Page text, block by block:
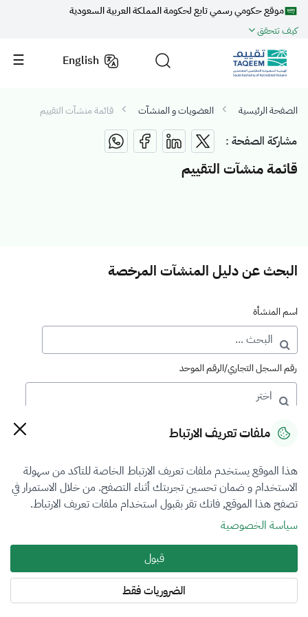
موقع حكومي رسمي تابع لحكومة المملكة العربية السعودية
كيف تتحقق
English
الصفحة الرئيسية العضويات و المنشآت قائمة منشآت التقييم
مشاركة الصفحة :
قائمة منشآت التقييم
البحث عن دليل المنشآت المرخصة
اسم المنشأة
رقم السجل التجاري/الرقم الموحد
رقم الترخيص
التصنيف
VFR1
فرع التقييم
ملفات تعريف الارتباط
هذا الموقع يستخدم ملفات تعريف الارتباط الخاصة للتاكد من سهولة
الاستخدام و ضمان تحسين تجربتك أثناء التصفح. من خلال الاستمرار في
تصفح هذا الموقع, فانك تقر بقبول استخدام ملفات تعريف الارتباط.
سياسة الخصوصية
قبول
الضروريات فقط